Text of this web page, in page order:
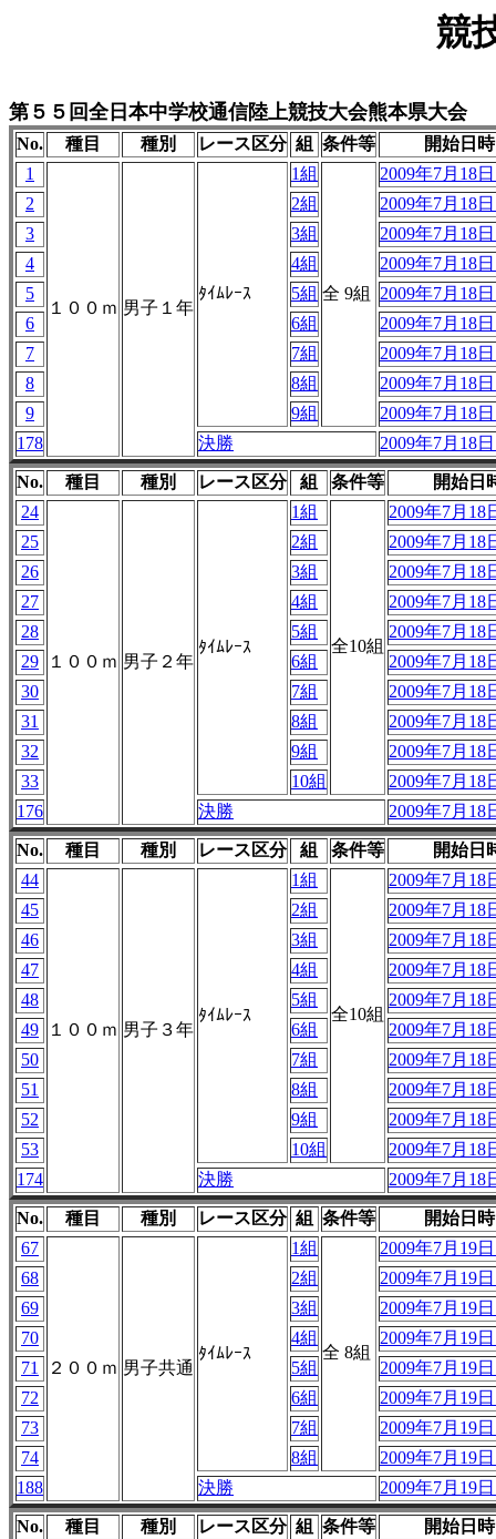
競
第５５回全日本中学校通信陸上競技大会熊本県大会
No. 種目 種別 レース区分 組 条件等
開始日時
1
１００ｍ 男子１年
ﾀｲﾑﾚｰｽ
1組
全 9組
2009年7月18
2
2組
2009年7月18
3
3組
2009年7月18
4
4組
2009年7月18
5
5組
2009年7月18
6
6組
2009年7月18
7
7組
2009年7月18
8
8組
2009年7月18
9
9組
2009年7月18
178
決勝 2009年7月18
No. 種目 種別 レース区分 組 条件等
開始日
24
１００ｍ 男子２年
ﾀｲﾑﾚｰｽ
1組
全10組
2009年7月18
25
2組
2009年7月18
26
3組
2009年7月18
27
4組
2009年7月18
28
5組
2009年7月18
29
6組
2009年7月18
30
7組
2009年7月18
31
8組
2009年7月18
32
9組
2009年7月18
33
10組
2009年7月18
176
決勝 2009年7月18
No. 種目 種別 レース区分 組 条件等
開始日
44
１００ｍ 男子３年
ﾀｲﾑﾚｰｽ
1組
全10組
2009年7月18
45
2組
2009年7月18
46
3組
2009年7月18
47
4組
2009年7月18
48
5組
2009年7月18
49
6組
2009年7月18
50
7組
2009年7月18
51
8組
2009年7月18
52
9組
2009年7月18
53
10組
2009年7月18
174
決勝 2009年7月18
No. 種目 種別 レース区分 組 条件等
開始日時
67
２００ｍ 男子共通
ﾀｲﾑﾚｰｽ
1組
全 8組
2009年7月19
68
2組
2009年7月19
69
3組
2009年7月19
70
4組
2009年7月19
71
5組
2009年7月19
72
6組
2009年7月19
73
7組
2009年7月19
74
8組
2009年7月19
188
決勝 2009年7月19
No. 種目 種別 レース区分 組 条件等
開始日時